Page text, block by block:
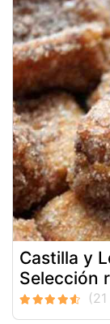
Castilla y
Selección